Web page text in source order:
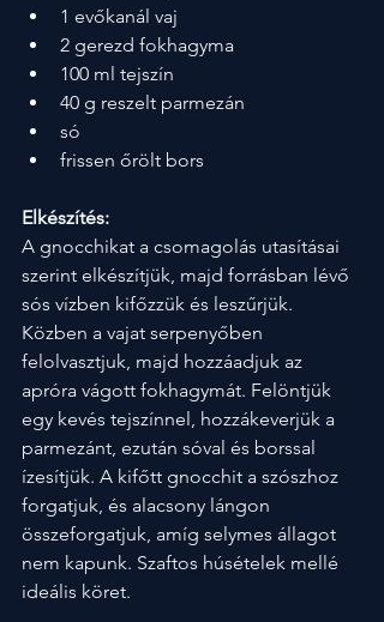
1 evőkanál vaj
2 gerezd fokhagyma
100 ml tejszín
40 g reszelt parmezán
só
frissen őrölt bors
Elkészítés:
A gnocchikat a csomagolás utasításai
szerint elkészítjük, majd forrásban lévő
sós vízben kifőzzük és leszűrjük.
Közben a vajat serpenyőben
felolvasztjuk, majd hozzáadjuk az
apróra vágott fokhagymát. Felöntjük
egy kevés tejszínnel, hozzákeverjük a
parmezánt, ezután sóval és borssal
ízesítjük. A kifőtt gnocchit a szószhoz
forgatjuk, és alacsony lángon
összeforgatjuk, amíg selymes állagot
nem kapunk. Szaftos húsételek mellé
ideális köret.